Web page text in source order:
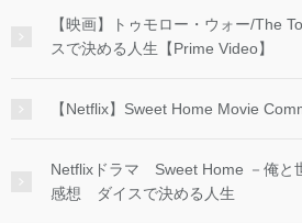
【映画】トゥモロー・ウォー/
スで決める人生【Prime Video】
【Netflix】Sweet Home Movie
Netflixドラマ Sweet Home －俺
感想 ダイスで決める人生